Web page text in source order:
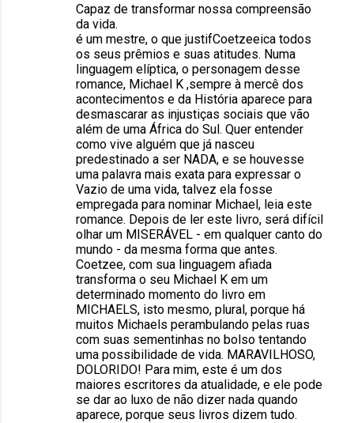
Capaz de transformar nossa compreensão
da vida.
é um mestre, o que justifCoetzeeica todos
os seus prêmios e suas atitudes. Numa
linguagem elíptica, o personagem desse
romance, Michael K ,sempre à mercê dos
acontecimentos e da História aparece para
desmascarar as injustiças sociais que vão
além de uma África do Sul. Quer entender
como vive alguém que já nasceu
predestinado a ser NADA, e se houvesse
uma palavra mais exata para expressar o
Vazio de uma vida, talvez ela fosse
empregada para nominar Michael, leia este
romance. Depois de ler este livro, será difícil
olhar um MISERÁVEL - em qualquer canto do
mundo - da mesma forma que antes.
Coetzee, com sua linguagem afiada
transforma o seu Michael K em um
determinado momento do livro em
MICHAELS, isto mesmo, plural, porque há
muitos Michaels perambulando pelas ruas
com suas sementinhas no bolso tentando
uma possibilidade de vida. MARAVILHOSO,
DOLORIDO! Para mim, este é um dos
maiores escritores da atualidade, e ele pode
se dar ao luxo de não dizer nada quando
aparece, porque seus livros dizem tudo.